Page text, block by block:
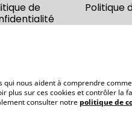
de
Politique
nous aident à comprendre
plus sur ces cookies et contrôler la
consulter notre politique de